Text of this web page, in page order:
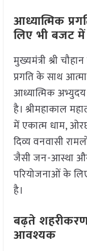
आध्यात्मिक
लिए भी बजट में
मुख्यमंत्री श्री
प्रगति के साथ
आध्यात्मिक
है। श्रीमहाकाल
में एकात्म धाम,
दिव्य वनवासी
जैसी जन-आस्था और
परियोजनाओं के
है।
बढ़ते
आवश्यक